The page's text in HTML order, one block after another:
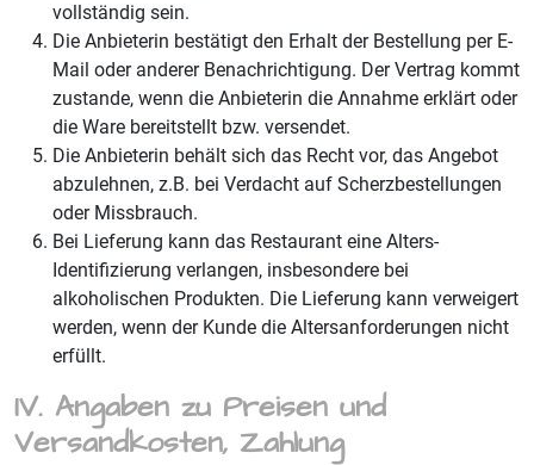
vollständig sein.
Die Anbieterin bestätigt den Erhalt der Bestellung per E-
Mail oder anderer Benachrichtigung. Der Vertrag kommt
zustande, wenn die Anbieterin die Annahme erklärt oder
die Ware bereitstellt bzw. versendet.
Die Anbieterin behält sich das Recht vor, das Angebot
abzulehnen, z.B. bei Verdacht auf Scherzbestellungen
oder Missbrauch.
Bei Lieferung kann das Restaurant eine Alters-
Identifizierung verlangen, insbesondere bei
alkoholischen Produkten. Die Lieferung kann verweigert
werden, wenn der Kunde die Altersanforderungen nicht
erfüllt.
IV. Angaben zu Preisen und
Versandkosten, Zahlung